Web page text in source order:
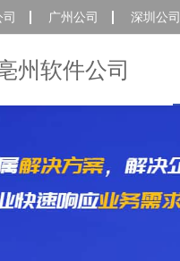
广州公司 深圳公司
州软件公司